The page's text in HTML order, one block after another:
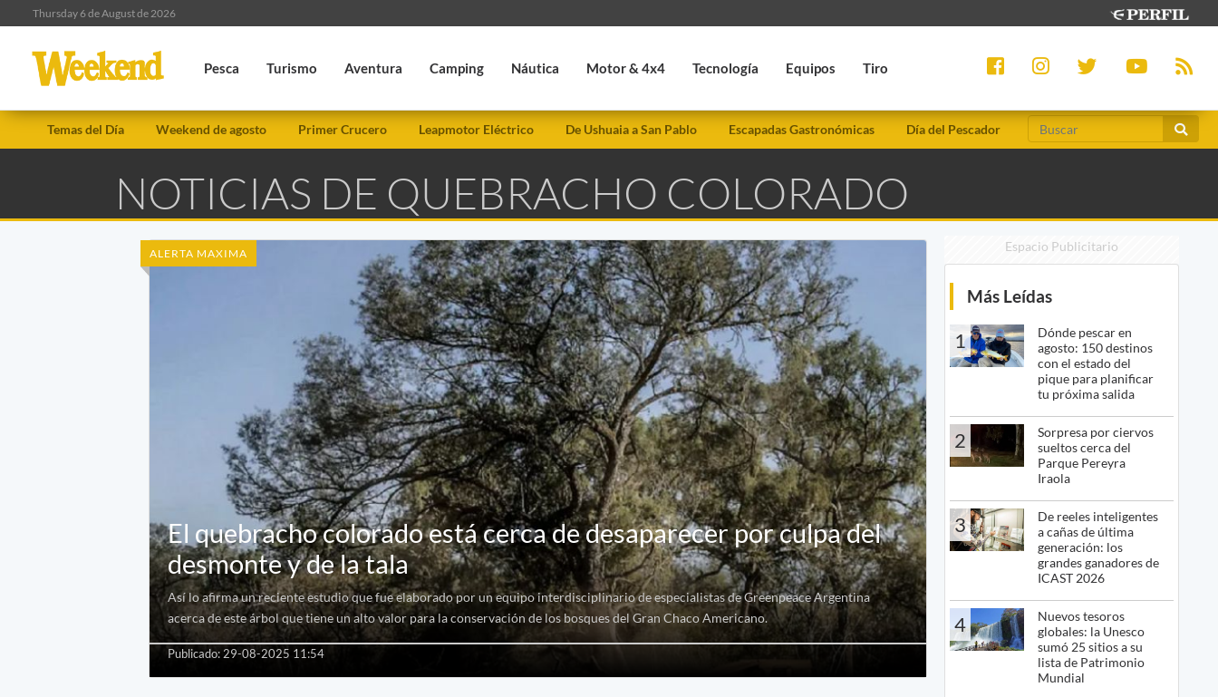
Thursday 6 de August de 2026
Pesca Turismo Aventura Camping Náutica Motor & 4x4 Tecnología Equipos Tiro
Temas del Día Weekend de agosto Primer Crucero Leapmotor Eléctrico De Ushuaia a San Pablo Escapadas Gastronómicas Día del Pescador
NOTICIAS DE QUEBRACHO COLORADO
ALERTA MAXIMA
El quebracho colorado está cerca de desaparecer por culpa del
desmonte y de la tala
Así lo afirma un reciente estudio que fue elaborado por un equipo interdisciplinario de especialistas de Greenpeace Argentina
acerca de este árbol que tiene un alto valor para la conservación de los bosques del Gran Chaco Americano.
Publicado: 29-08-2025 11:54
Espacio Publicitario
Más Leídas
1
Dónde pescar en
agosto: 150 destinos
con el estado del
pique para planificar
tu próxima salida
2
Sorpresa por ciervos
sueltos cerca del
Parque Pereyra
Iraola
3
De reeles inteligentes
a cañas de última
generación: los
grandes ganadores de
ICAST 2026
4
Nuevos tesoros
globales: la Unesco
sumó 25 sitios a su
lista de Patrimonio
Mundial